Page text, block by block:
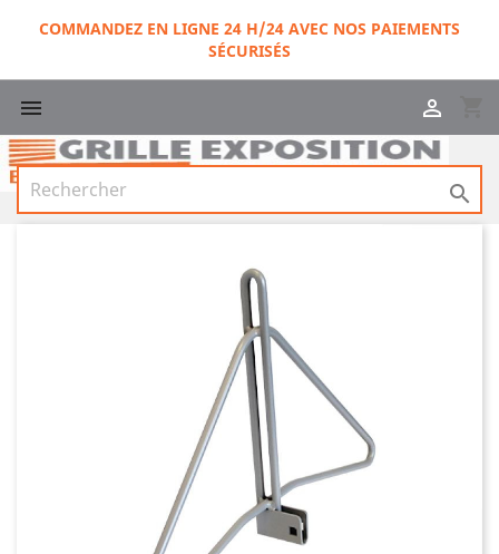
COMMANDEZ EN LIGNE 24 H/24 AVEC NOS PAIEMENTS
SÉCURISÉS
 
